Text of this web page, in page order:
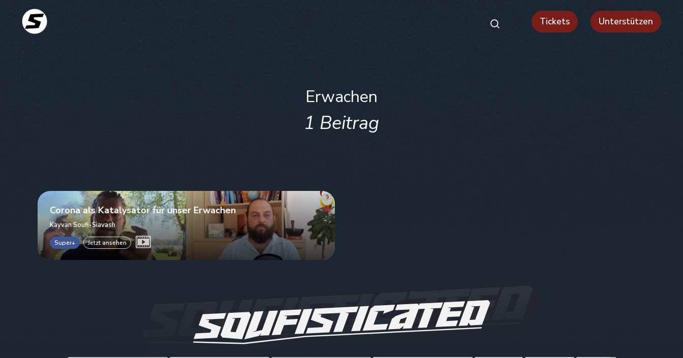
Tickets Unterstützen
Erwachen
1 Beitrag
Corona als Katalysator für unser Erwachen
Kayvan Soufi-Siavash
Super+ Jetzt ansehen